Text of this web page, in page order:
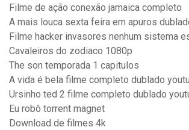
Filme de ação conexão jamaica completo
A mais louca sexta feira em apuros
Filme hacker invasores nenhum sistema
Cavaleiros do zodiaco 1080p
The son temporada 1 capitulos
A vida é bela filme completo dublado
Ursinho ted 2 filme completo dublado
Eu robô torrent magnet
Download de filmes 4k